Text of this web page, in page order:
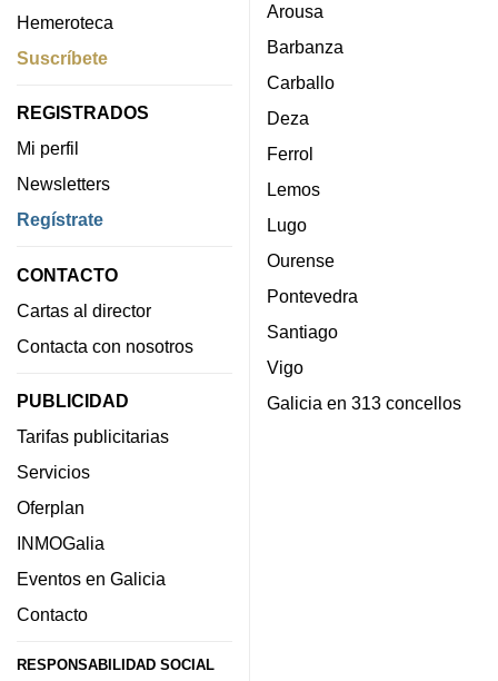
Hemeroteca
Suscríbete
REGISTRADOS
Mi perfil
Newsletters
Regístrate
CONTACTO
Cartas al director
Contacta con nosotros
PUBLICIDAD
Tarifas publicitarias
Servicios
Oferplan
INMOGalia
Eventos en Galicia
Contacto
RESPONSABILIDAD SOCIAL
Arousa
Barbanza
Carballo
Deza
Ferrol
Lemos
Lugo
Ourense
Pontevedra
Santiago
Vigo
Galicia en 313 concellos